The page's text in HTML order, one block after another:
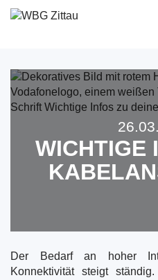
Zum
Inhalt
WICHTIGE
Der Bedarf an hoher
Konnektivität steigt